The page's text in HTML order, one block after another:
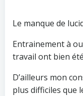
Le manque de
Entrainement à
travail ont bien
D’ailleurs mon
plus difficiles que